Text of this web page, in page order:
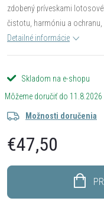
zdobený príveskami
čistotu, harmóniu a ochranu,
Detailné informácie
Skladom na e-shopu
11.8.2026
Možnosti doručenia
€47,50